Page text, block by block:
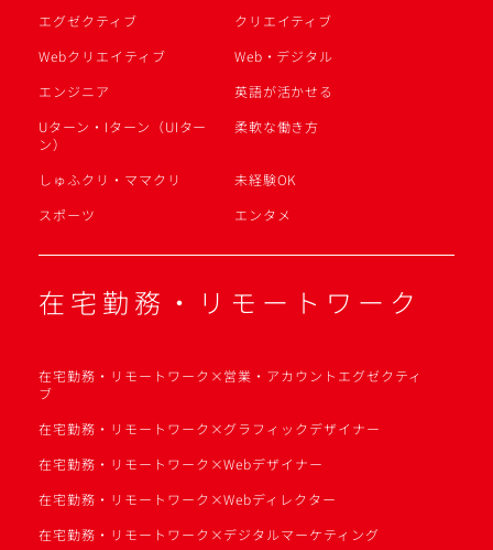
エグゼクティブ
クリエイティブ
Webクリエイティブ
Web・デジタル
エンジニア
英語が活かせる
Uターン・Iターン（UIター
ン）
柔軟な働き方
しゅふクリ・ママクリ
未経験OK
スポーツ
エンタメ
在宅勤務・リモートワーク
在宅勤務・リモートワーク×営業・アカウントエグゼクティ
ブ
在宅勤務・リモートワーク×グラフィックデザイナー
在宅勤務・リモートワーク×Webデザイナー
在宅勤務・リモートワーク×Webディレクター
在宅勤務・リモートワーク×デジタルマーケティング